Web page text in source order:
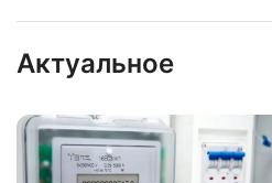
Актуальное